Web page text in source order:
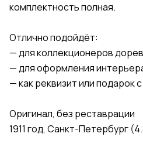
комплектность полная.
Отлично подойдёт:
— для коллекционеров
— для оформления
— как реквизит или подарок
Оригинал, без реставрации
1911 год, Санкт-Петербург